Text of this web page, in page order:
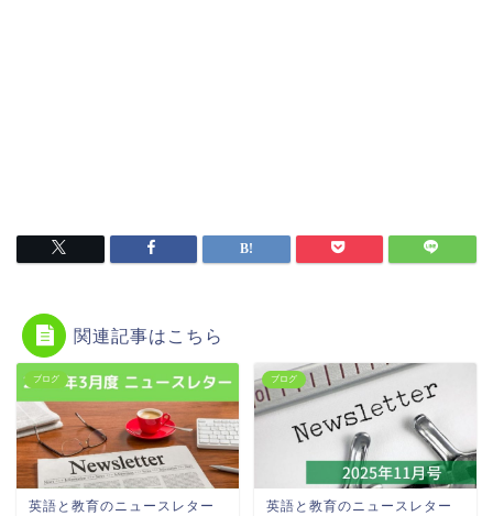
関連記事はこちら
ブログ
英語と教育のニュースレター
ブログ
英語と教育のニュースレター